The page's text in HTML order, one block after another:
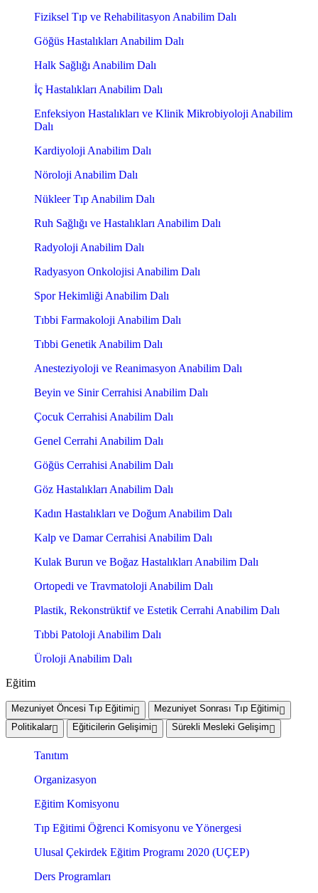
Fiziksel Tıp ve Rehabilitasyon Anabilim Dalı
Göğüs Hastalıkları Anabilim Dalı
Halk Sağlığı Anabilim Dalı
İç Hastalıkları Anabilim Dalı
Enfeksiyon Hastalıkları ve Klinik Mikrobiyoloji Anabilim
Dalı
Kardiyoloji Anabilim Dalı
Nöroloji Anabilim Dalı
Nükleer Tıp Anabilim Dalı
Ruh Sağlığı ve Hastalıkları Anabilim Dalı
Radyoloji Anabilim Dalı
Radyasyon Onkolojisi Anabilim Dalı
Spor Hekimliği Anabilim Dalı
Tıbbi Farmakoloji Anabilim Dalı
Tıbbi Genetik Anabilim Dalı
Anesteziyoloji ve Reanimasyon Anabilim Dalı
Beyin ve Sinir Cerrahisi Anabilim Dalı
Çocuk Cerrahisi Anabilim Dalı
Genel Cerrahi Anabilim Dalı
Göğüs Cerrahisi Anabilim Dalı
Göz Hastalıkları Anabilim Dalı
Kadın Hastalıkları ve Doğum Anabilim Dalı
Kalp ve Damar Cerrahisi Anabilim Dalı
Kulak Burun ve Boğaz Hastalıkları Anabilim Dalı
Ortopedi ve Travmatoloji Anabilim Dalı
Plastik, Rekonstrüktif ve Estetik Cerrahi Anabilim Dalı
Tıbbi Patoloji Anabilim Dalı
Üroloji Anabilim Dalı
Eğitim
Mezuniyet Öncesi Tıp Eğitimi
Mezuniyet Sonrası Tıp Eğitimi
Politikalar
Eğiticilerin Gelişimi Sürekli Mesleki Gelişim
Tanıtım
Organizasyon
Eğitim Komisyonu
Tıp Eğitimi Öğrenci Komisyonu ve Yönergesi
Ulusal Çekirdek Eğitim Programı 2020 (UÇEP)
Ders Programları